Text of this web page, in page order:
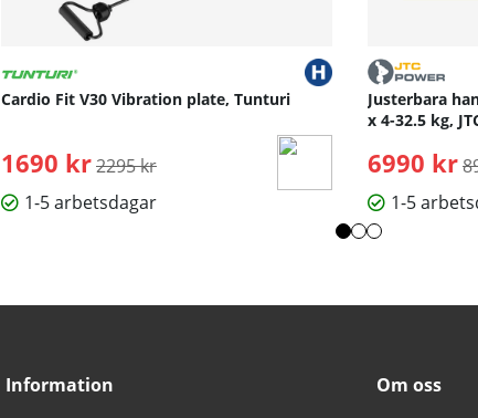
Cardio Fit V30 Vibration plate, Tunturi
1690 kr Ordinarie pris:
2295 kr
1-5 arbetsdagar
Justerbara
x 4-32.5 kg,
6990 kr
1-5
Information Om oss